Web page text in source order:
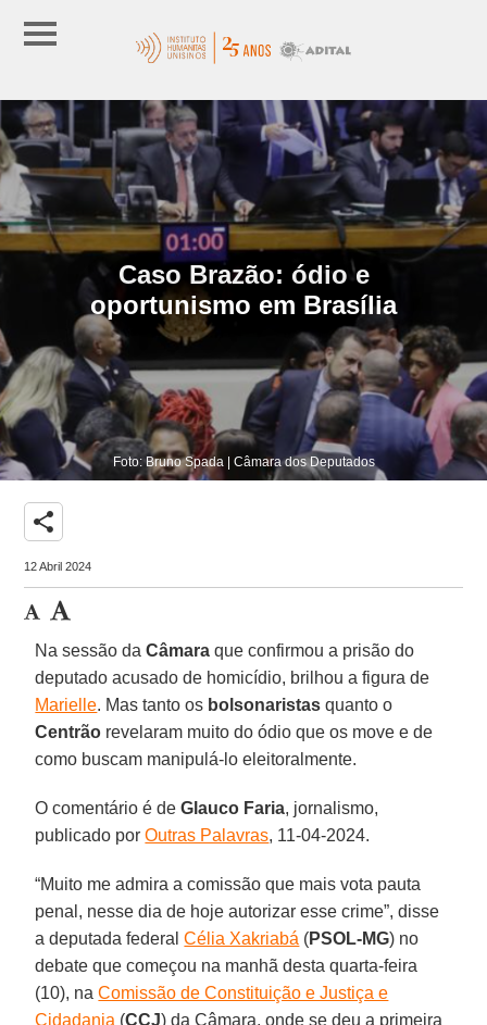
Caso Brazão: ódio e
oportunismo em Brasília
Foto: Bruno Spada | Câmara dos Deputados
share
12 Abril 2024
Na sessão daCâmara que confirmou a prisão do
deputado acusado de homicídio, brilhou a figura de
Marielle. Mas tanto os bolsonaristas quanto o
Centrão revelaram muito do ódio que os move e de
como buscam manipulá-lo eleitoralmente.
O comentário é deGlauco Faria, jornalismo,
publicado porOutras Palavras, 11-04-2024.
“Muito me admira a comissão que mais vota pauta
penal, nesse dia de hoje autorizar esse crime”, disse
a deputada federalCélia Xakriabá (PSOL-MG) no
debate que começou na manhã desta quarta-feira
(10), na Comissão de Constituição e Justiça e
Cidadania (CCJ) da Câmara, onde se deu a primeira